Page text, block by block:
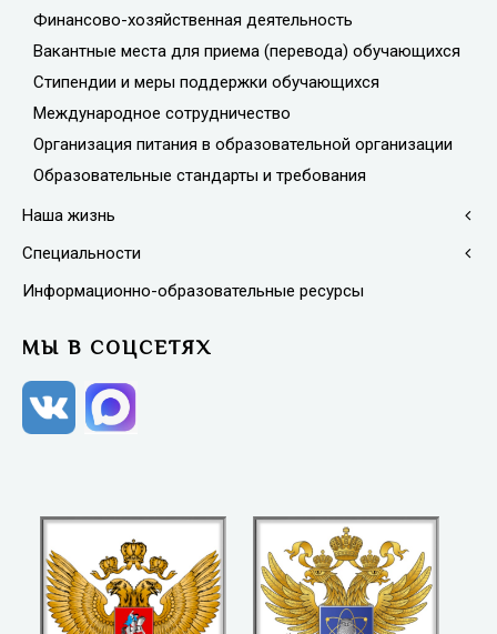
Финансово-хозяйственная деятельность
Вакантные места для приема (перевода) обучающихся
Стипендии и меры поддержки обучающихся
Международное сотрудничество
Организация питания в образовательной организации
Образовательные стандарты и требования
Наша жизнь
Специальности
Информационно-образовательные ресурсы
МЫ В СОЦСЕТЯХ